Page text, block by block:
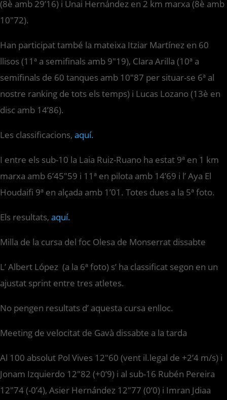
(8è amb 29’16) i Unai Hernández en 2 km marxa (8è amb
10″72).
Han participat també la mateixa Itziar Martínez en 60
llisos (11ª a semifinals amb 9″19), Clara Arilla (10ª a
semifinals de 60 tanques amb 10″87 per situar-se 6ª al
nostre ranking de tots els temps) i Lucas Lozano (13è en
disc amb 14’86).
Les classificacions, aquí.
I entre els sub-10 la Laia Ruiz-Ruano ha estat 9ª en 1 km
marxa amb 6’45″59 i 11ª en pilota amb 14’69 i l’ Aya El
Houdaifi 9ª en alçada amb 1’01. Totes dues a la 5ª foto.
Els resultats, aquí.
Milla de la cursa del foc Olesa de Monserrat dissabte
L’ Albert López (a la 6ª foto) s’ ha classificat segon en un
ajustat sprint entre tres atletes.
No pengen resultats d’ aquesta cursa enlloc.
Meeting de velocitat de Gavà dissabte a la tarda
Al 100 absolut Pol Vives 12″60 (vent il.legal de +2’4 m/s) i
Jonam Izquierdo 12″82 (+0’9) i al sub-16 Rubén Pereira
12″74 (-0’4), Asier Hernández 12″77 (0’0) i Imran Jdiaa